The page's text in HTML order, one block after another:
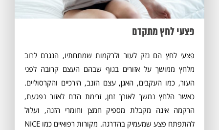
פצעי לחץ מתקדם
פצעי לחץ הם נזק לעור ולרקמות שמתחתיו, הנגרם לרוב
מלחץ ממושך על אזורים בגוף שבהם העצם קרובה לפני
העור, כמו העקבים, האגן, עצם הזנב, הירכיים והקרסוליים.
כאשר הלחץ נמשך לאורך זמן, זרימת הדם לאזור נפגעת,
הרקמה אינה מקבלת מספיק חמצן וחומרי הזנה, ועלול
להתפתח פצע שמעמיק בהדרגה. מקורות רפואיים כמו NICE